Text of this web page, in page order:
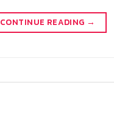
CONTINUE READING →